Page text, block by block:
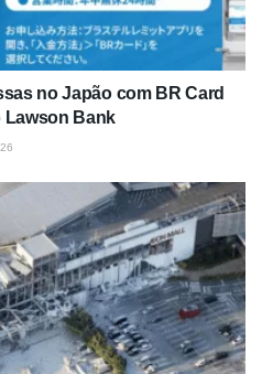
no Japão com BR Card
Lawson Bank